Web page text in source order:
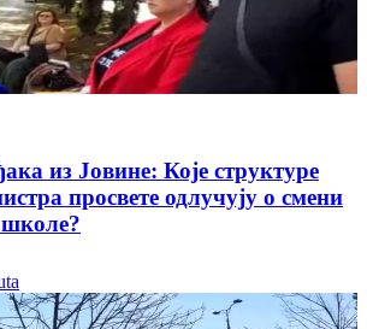
из Јовине: Које структуре
просвете одлучују о смени